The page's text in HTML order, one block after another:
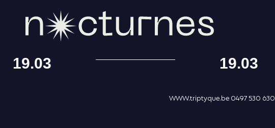
19.03 19.03
WWW.triptyque.be 0497 530 630